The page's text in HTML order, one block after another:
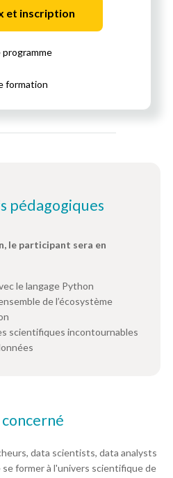
et inscription
formation
pédagogiques
le participant sera en
le langage Python
de l’écosystème
scientifiques incontournables
data scientists, data analysts
former à l'univers scientifique de